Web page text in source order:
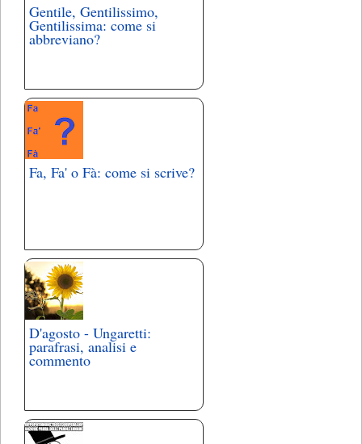
Gentile, Gentilissimo,
Gentilissima: come si
abbreviano?
Fa, Fa' o Fà: come si scrive?
D'agosto - Ungaretti:
parafrasi, analisi e
commento